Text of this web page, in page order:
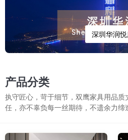
深圳华润
产品分类
执守匠心，苛于细节，双鹰家具用品
任，亦不辜负每一丝期待，不遗余力缔